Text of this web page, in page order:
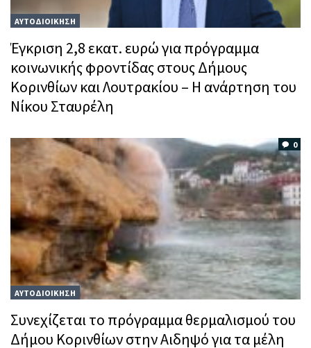
ΑΥΤΟΔΙΟΙΚΗΣΗ
Έγκριση 2,8 εκατ. ευρώ για πρόγραμμα
κοινωνικής φροντίδας στους Δήμους
Κορινθίων και Λουτρακίου – Η ανάρτηση του
Νίκου Σταυρέλη
0
ΑΥΤΟΔΙΟΙΚΗΣΗ
Συνεχίζεται το πρόγραμμα θερμαλισμού του
Δήμου Κορινθίων στην Αιδηψό για τα μέλη